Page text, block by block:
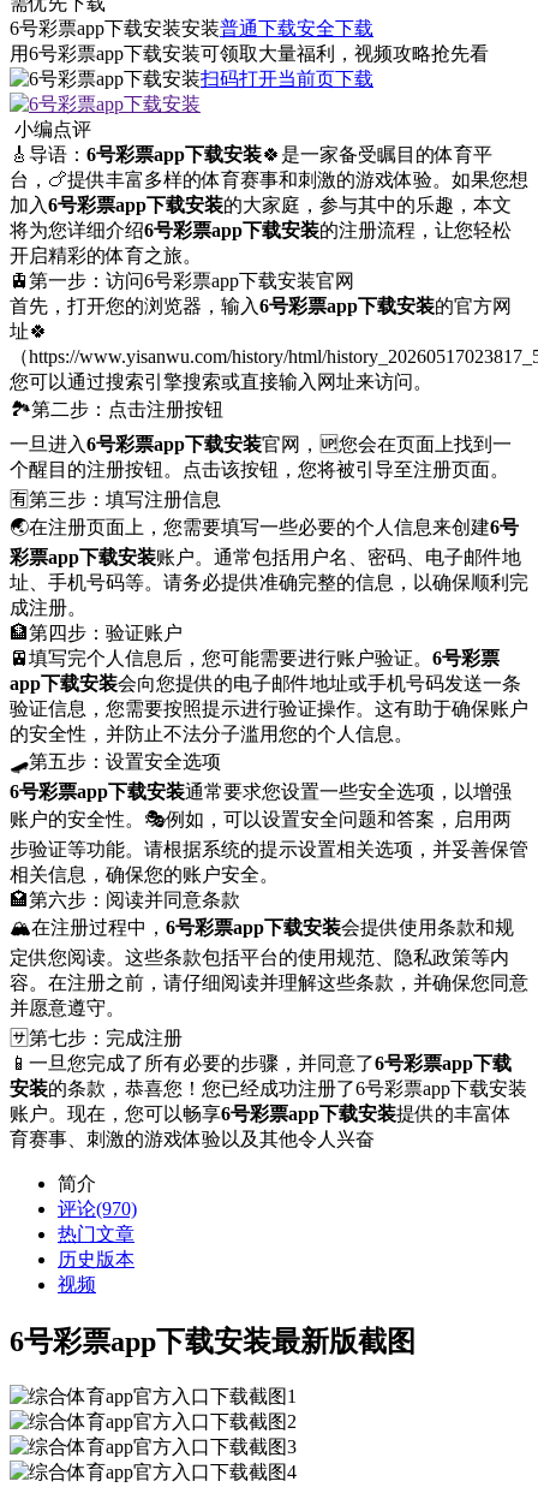
6号彩票app下载安装安装普通下载安全下载
用6号彩票app下载安装可领取大量福利，视频攻略抢先看
扫码打开当前页下载
小编点评
🎸导语： 6号彩票app下载安装🍀是一家备受瞩目的体育平
台，🍗提供丰富多样的体育赛事和刺激的游戏体验。如果您想
加入6号彩票app下载安装的大家庭，参与其中的乐趣，本文
将为您详细介绍6号彩票app下载安装的注册流程，让您轻松
开启精彩的体育之旅。
🚊第一步：访问6号彩票app下载安装官网
首先，打开您的浏览器，输入6号彩票app下载安装的官方网
址🍀
（https://www.yisanwu.com/history/html/
您可以通过搜索引擎搜索或直接输入网址来访问。
🏞第二步：点击注册按钮
一旦进入6号彩票app下载安装官网，🆙您会在页面上找到一
个醒目的注册按钮。点击该按钮，您将被引导至注册页面。
🈶第三步：填写注册信息
🌏在注册页面上，您需要填写一些必要的个人信息来创建6号
彩票app下载安装账户。通常包括用户名、密码、电子邮件地
址、手机号码等。请务必提供准确完整的信息，以确保顺利完
成注册。
🏦第四步：验证账户
🚈填写完个人信息后，您可能需要进行账户验证。 6号彩票
app下载安装会向您提供的电子邮件地址或手机号码发送一条
验证信息，您需要按照提示进行验证操作。这有助于确保账户
的安全性，并防止不法分子滥用您的个人信息。
🛹第五步：设置安全选项
6号彩票app下载安装通常要求您设置一些安全选项，以增强
账户的安全性。🎭例如，可以设置安全问题和答案，启用两
步验证等功能。请根据系统的提示设置相关选项，并妥善保管
相关信息，确保您的账户安全。
🏩第六步：阅读并同意条款
🏔在注册过程中， 6号彩票app下载安装会提供使用条款和规
定供您阅读。这些条款包括平台的使用规范、隐私政策等内
容。在注册之前，请仔细阅读并理解这些条款，并确保您同意
并愿意遵守。
🈂第七步：完成注册
📱一旦您完成了所有必要的步骤，并同意了6号彩票app下载
安装的条款，恭喜您！您已经成功注册了6号彩票app下载安装
账户。现在，您可以畅享6号彩票app下载安装提供的丰富体
育赛事、刺激的游戏体验以及其他令人兴奋
简介
评论(970)
热门文章
历史版本
视频
6号彩票app下载安装最新版截图